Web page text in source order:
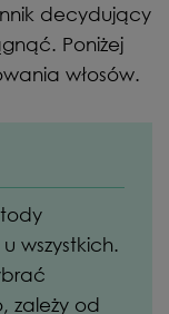
decydujący
Poniżej
włosów.
wszystkich.
zależy od